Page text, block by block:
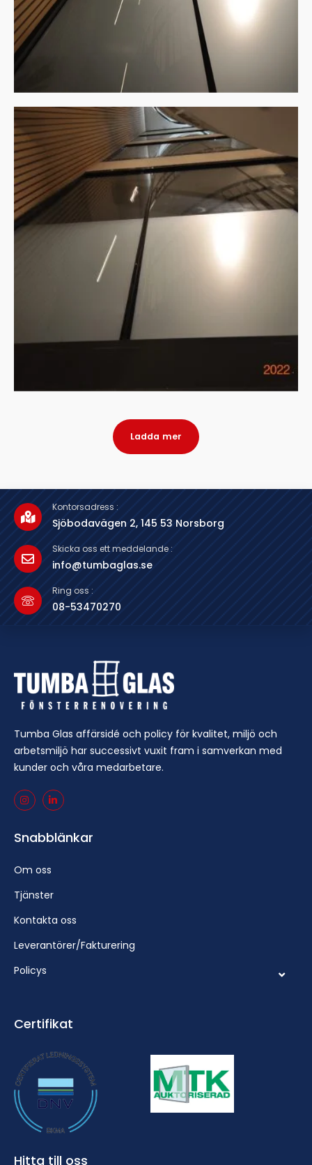
Ladda mer
Kontorsadress :
Sjöbodavägen 2, 145 53 Norsborg
Skicka oss ett meddelande :
info@tumbaglas.se
Ring oss :
08-53470270
Tumba Glas affärsidé och policy för kvalitet, miljö och
arbetsmiljö har successivt vuxit fram i samverkan med
kunder och våra medarbetare.
Snabblänkar
Om oss
Tjänster
Kontakta oss
Leverantörer/Fakturering
Policys
Certifikat
Hitta till oss